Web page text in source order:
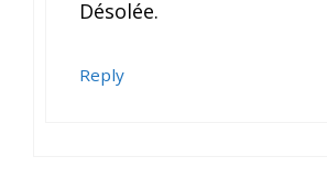
Désolée.
Reply